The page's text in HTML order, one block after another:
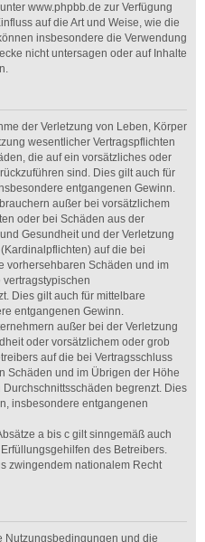
www.phpbb.de zur Verfügung
auf die Art und Weise, wie die
insbesondere die Verwendung
nicht untersagen oder auf Inhalte
der Verletzung von Leben, Körper
wesentlicher Vertragspflichten
die auf ein vorsätzliches oder
sind. Dies gilt auch für
entgangenen Gewinn.
außer bei vorsätzlichem
oder bei Schäden aus der
Gesundheit und der Verletzung
auf die bei
vorhersehbaren Schäden und im
Dies gilt auch für mittelbare
entgangenen Gewinn.
außer bei der Verletzung
oder vorsätzlichem oder grob
auf die bei Vertragsschluss
Schäden und im Übrigen der Höhe
begrenzt. Dies
insbesondere entgangenen
a bis c gilt sinngemäß auch
des Betreibers.
zwingendem nationalem Recht
Nutzungsbedingungen und die